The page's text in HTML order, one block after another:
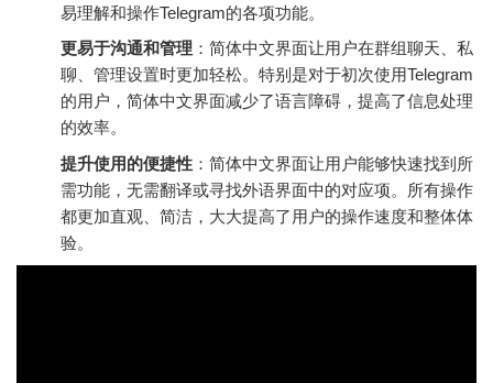
易理解和操作Telegram的各项功能。
更易于沟通和管理 ：简体中文界面让用户在群组聊天、私
聊、管理设置时更加轻松。特别是对于初次使用Telegram
的用户，简体中文界面减少了语言障碍，提高了信息处理
的效率。
提升使用的便捷性 ：简体中文界面让用户能够快速找到所
需功能，无需翻译或寻找外语界面中的对应项。所有操作
都更加直观、简洁，大大提高了用户的操作速度和整体体
验。